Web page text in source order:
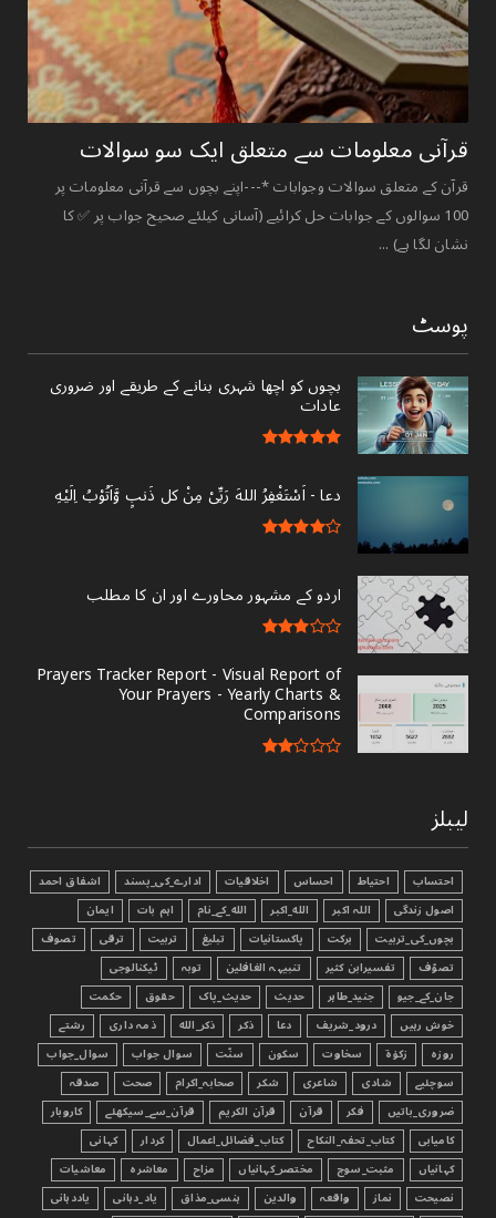
قرآنی ‏معلومات ‏سے ‏متعلق ‏ایک ‏سو ‏سوالات ‏
قرآن کے متعلق سوالات وجوابات *---اپنے بچوں سے قرآنی معلومات پر
100 سوالوں کے جوابات حل کرائیے (آسانی کیلئے صحیح جواب پر ✅ کا
نشان لگا ہے) ...
پوسٹ
بچوں کو اچھا شہری بنانے کے طریقے اور ضروری
عادات
دعا - ‎اَسْتَغْفِرُ اللهَ رَبِّىْ مِنْ کل ذَنبٍ وَّاَتُوْبُ اِلَيْهِ
اردو کے مشہور محاورے اور ان کا مطلب
Prayers Tracker Report - Visual Report of
Your Prayers - Yearly Charts &
Comparisons
لیبلز
احتساب احتیاط احساس اخلاقیات ادارے_کی_پسند
اشفاق احمد
اصول زندگی
اللہ اکبر الله_اکبر الله_کے_نام اہم بات
ایمان
بچوں_کی_تربیت
برکت پاکستانیات تبليغ تربیت ترقی
تصوف
تصوّف
تفسیرابن کثیر تنبیہہ الغافلین توبہ
ٹیکنالوجی
جان_کے_جیو
جنید_طاہر حدیث حدیث_پاک حقوق
حکمت
خوش رہیں
درود_شریف دعا ذکر ذکر_الله ذمہ داری
رشتے
روزہ
زکوٰۃ سخاوت سکون سنّت سوال جواب
سوال_جواب
سوچئیے
شادی شاعری شکر صحابہ_اکرام صحت
صدقہ
ضروری_باتیں
فکر قرآن قرآن الکریم قرآن_سے_سیکھئے
کاروبار
کامیابی
کتاب_تحفہ_النکاح کتاب_فضائل_اعمال کردار
کہانی
کہانیاں
مثبت_سوچ مختصر_کہانیاں مزاح معاشرہ
معاشیات
نصیحت
نماز واقعہ والدین ہنسی_مذاق یاد_دہانی
یاددہانی